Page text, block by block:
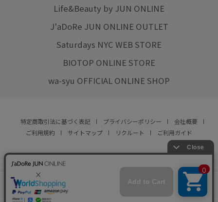
Life&Beauty by JUN ONLINE
J'aDoRe JUN ONLINE OUTLET
Saturdays NYC WEB STORE
BIOTOP ONLINE STORE
wa-syu OFFICIAL ONLINE SHOP
特定商取引法に基づく表記 プライバシーポリシー
会社概要
ご利用規約
サイトマップ リクルート ご利用ガイド
© JUN CO.,LTD. ALL RIGHTS RESERVED.
店舗在庫
をみる
カートに入れる